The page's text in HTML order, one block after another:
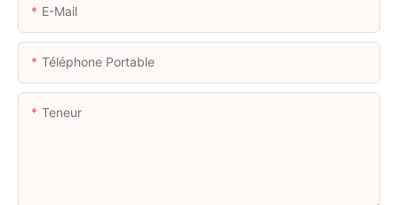
E-Mail
Téléphone Portable
Teneur